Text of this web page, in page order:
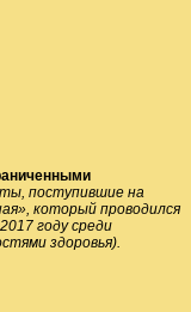
поступившие на
который проводился
году среди
здоровья).